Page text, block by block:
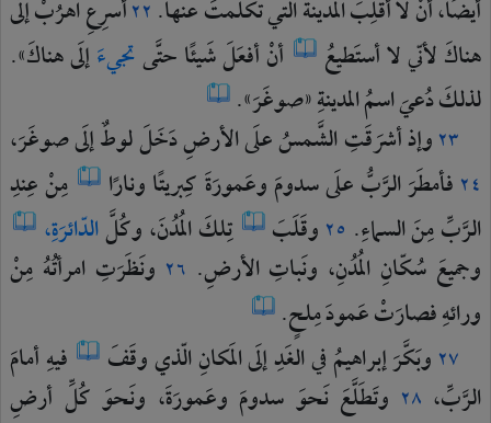
أيضًا،أنْلاأقلِبَالمدينةَالّتيتكلَّمتَعنها. ٢٢أسرِعِاهرُبْإلَى
هناكَلأنّيلاأستَطيعُ أنْأفعَلَشَيئًاحتَّىتجيءَإلَىهناكَ».
لذلكَدُعيَاسمُالمدينةِ«صوغَرَ».
٢٣وإذأشرَقَتِالشَّمسُعلَىالأرضِدَخَلَلوطٌإلَىصوغَرَ،
٢٤ فأمطَرَالرَّبُّعلَىسدومَوعَمورَةَكِبريتًاونارًا مِنْعِندِ
الرَّبِّمِنَالسماءِ. ٢٥ وقَلَبَ تِلكَالمُدُنَ،وكُلَّالدّائرَةِ،
وجميعَ سُكّانِ المُدُنِ، ونَباتِالأرضِ. ٢٦ ونَظَرَتِامرأتُهُ مِنْ
ورائهِفصارَتْعَمودَمِلحٍ.
٢٧ وبَكَّرَإبراهيمُفيالغَدِإلَىالمَكانِالّذيوقَفَ فيهِأمامَ
الرَّبِّ، ٢٨ وتَطَلَّعَنَحوَ سدومَ وعَمورَةَ، ونَحوَ كُلِّ أرضِ